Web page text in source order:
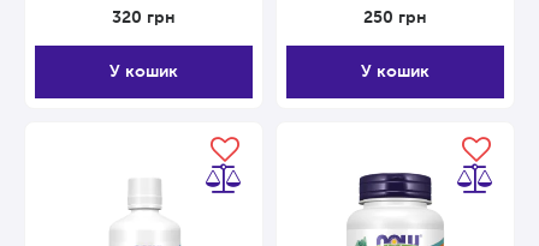
320 грн
У кошик
250 грн
У кошик